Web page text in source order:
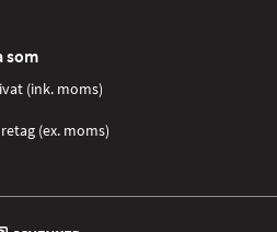
som
(ink. moms)
(ex. moms)